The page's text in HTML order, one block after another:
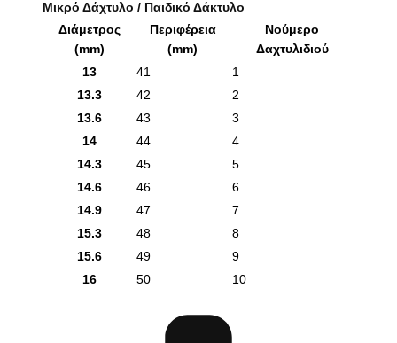
Μικρό Δάχτυλο / Παιδικό Δάκτυλο
Διάμετρος
(mm)
Περιφέρεια
(mm)
Νούμερο
Δαχτυλιδιού
13
41
1
13.3
42
2
13.6
43
3
14
44
4
14.3
45
5
14.6
46
6
14.9
47
7
15.3
48
8
15.6
49
9
16
50 10